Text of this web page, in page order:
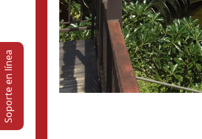
Soporte en lí­nea